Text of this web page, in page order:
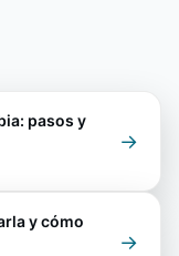
pasos y
→
y cómo
→